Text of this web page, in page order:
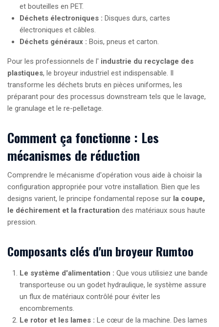
et bouteilles en PET.
Déchets électroniques : Disques durs, cartes
électroniques et câbles.
Déchets généraux : Bois, pneus et carton.
Pour les professionnels de l' industrie du recyclage des
plastiques, le broyeur industriel est indispensable. Il
transforme les déchets bruts en pièces uniformes, les
préparant pour des processus downstream tels que le lavage,
le granulage et le re-pelletage.
Comment ça fonctionne : Les
mécanismes de réduction
Comprendre le mécanisme d'opération vous aide à choisir la
configuration appropriée pour votre installation. Bien que les
designs varient, le principe fondamental repose sur la coupe,
le déchirement et la fracturation des matériaux sous haute
pression.
Composants clés d'un broyeur Rumtoo
Le système d'alimentation : Que vous utilisiez une bande
transporteuse ou un godet hydraulique, le système assure
un flux de matériaux contrôlé pour éviter les
encombrements.
Le rotor et les lames : Le cœur de la machine. Des lames